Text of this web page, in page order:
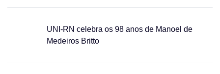
UNI-RN celebra os 98 anos de Manoel de
Medeiros Britto